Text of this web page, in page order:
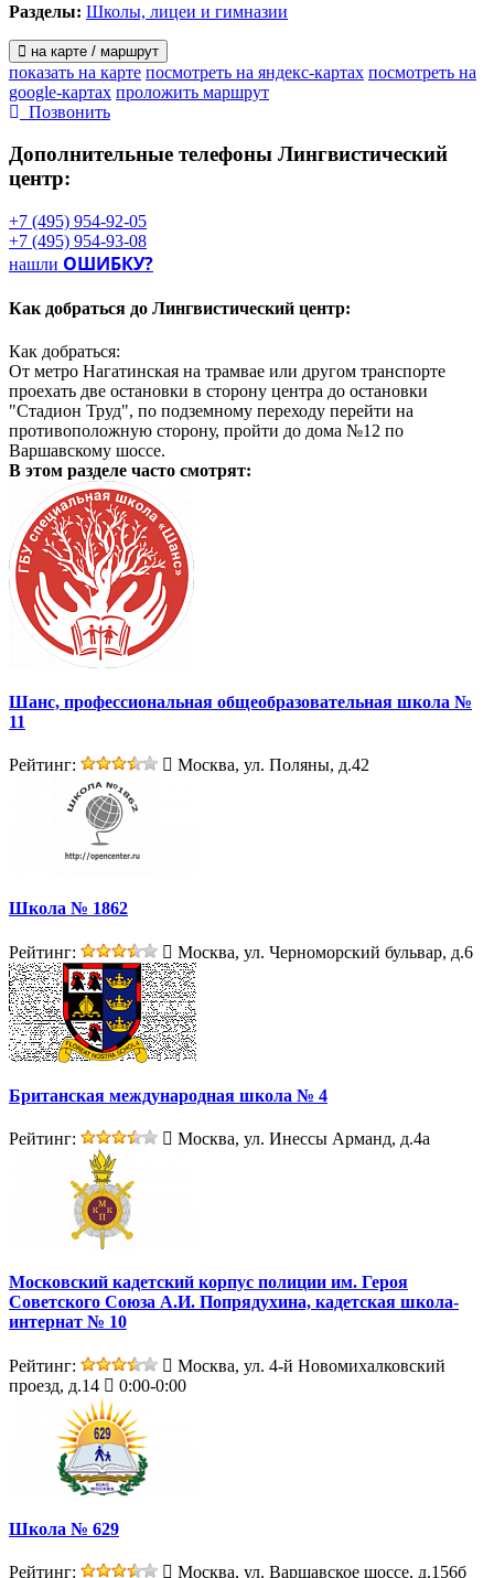
Разделы: Школы, лицеи и гимназии
на карте / маршрут
показать на карте посмотреть на яндекс-картах посмотреть на
google-картах проложить маршрут
Позвонить
Дополнительные телефоны Лингвистический
центр:
+7 (495) 954-92-05
+7 (495) 954-93-08
нашли ОШИБКУ?
Как добраться до Лингвистический центр:
Как добраться:
От метро Нагатинская на трамвае или другом транспорте
проехать две остановки в сторону центра до остановки
"Стадион Труд", по подземному переходу перейти на
противоположную сторону, пройти до дома №12 по
Варшавскому шоссе.
В этом разделе часто смотрят:
Шанс, профессиональная общеобразовательная школа №
11
Рейтинг: Москва, ул. Поляны, д.42
Школа № 1862
Рейтинг: Москва, ул. Черноморский бульвар, д.6
Британская международная школа № 4
Рейтинг: Москва, ул. Инессы Арманд, д.4а
Московский кадетский корпус полиции им. Героя
Советского Союза А.И. Попрядухина, кадетская школа-
интернат № 10
Рейтинг:
Москва, ул. 4-й Новомихалковский
проезд, д.14
0:00-0:00
Школа № 629
Рейтинг: Москва, ул. Варшавское шоссе, д.156б